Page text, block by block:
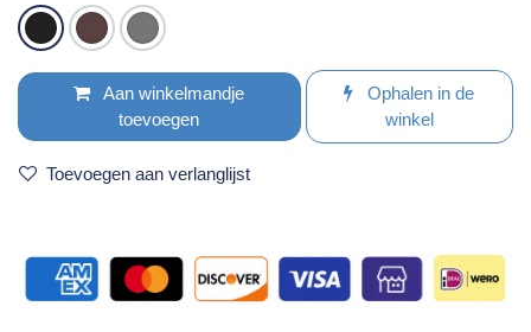
Aan winkelmandje
toevoegen
Ophalen in de
winkel
Toevoegen aan verlanglijst